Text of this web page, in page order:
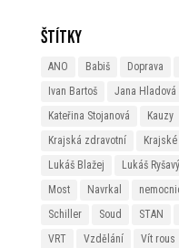
Štítky
ANO Babiš Doprava
Ivan Bartoš
Jana Hladová
Kateřina Stojanová
Kauzy
Krajská zdravotní
Lukáš Blažej
Lukáš Ryšavý
Most
Navrkal
Schiller
Soud STAN
VRT
Vzdělání Vít rous